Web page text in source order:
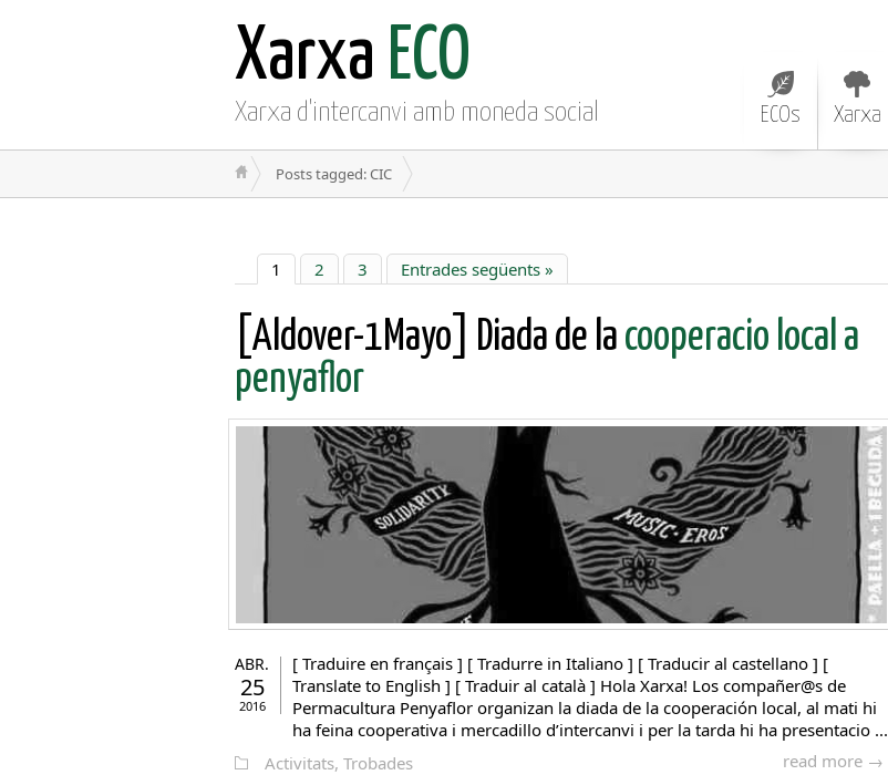
Xarxa ECO
Xarxa d'intercanvi amb moneda social ECOs Xarxa
Posts tagged: CIC
1 2 3 Entrades següents »
[Aldover-1Mayo] Diada de la cooperacio local a
penyaflor
ABR.
25
2016
[ Traduire en français ] [ Tradurre in Italiano ] [ Traducir al castellano ] [
Translate to English ] [ Traduir al català ] Hola Xarxa! Los compañer@s de
Permacultura Penyaflor organizan la diada de la cooperación local, al mati hi
ha feina cooperativa i mercadillo d’intercanvi i per la tarda hi ha presentacio ...
read more →
Activitats, Trobades